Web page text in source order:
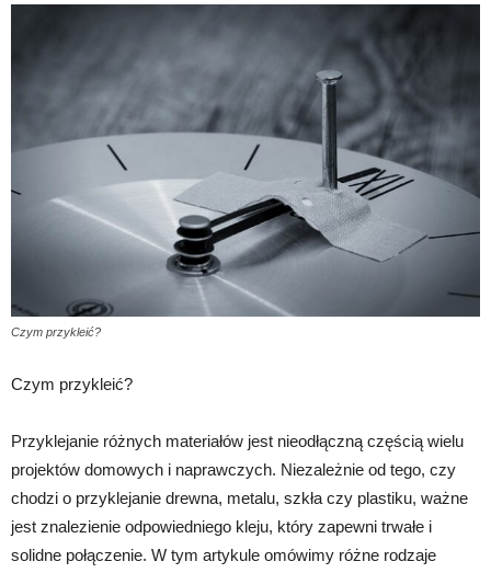
Czym przykleić?
Czym przykleić?
Przyklejanie różnych materiałów jest nieodłączną częścią wielu
projektów domowych i naprawczych. Niezależnie od tego, czy
chodzi o przyklejanie drewna, metalu, szkła czy plastiku, ważne
jest znalezienie odpowiedniego kleju, który zapewni trwałe i
solidne połączenie. W tym artykule omówimy różne rodzaje